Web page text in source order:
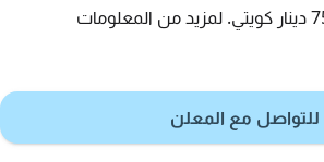
خادمة. شرفة. الإيجار 750 دينار كويتي. لمزيد من المعلومات
للتواصل مع المعلن